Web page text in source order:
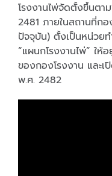
โรงงานไพ่จัดตั้งขึ้นต
2481 ภายในสถานที่ก
ปัจจุบัน) ตั้งเป็นหน่วยท
“แผนกโรงงานไพ่” ใ
ของกองโรงงาน และ
พ.ศ. 2482